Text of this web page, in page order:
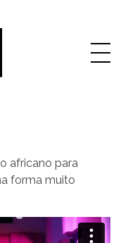
africano para
forma muito